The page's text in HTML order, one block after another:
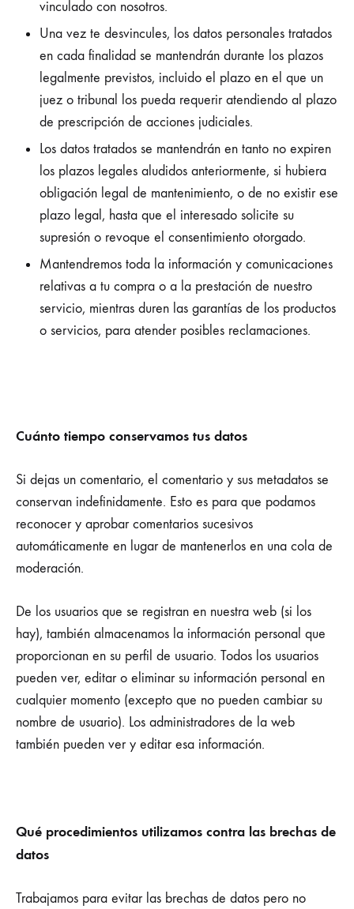
vinculado con nosotros.
Una vez te desvincules, los datos personales tratados
en cada finalidad se mantendrán durante los plazos
legalmente previstos, incluido el plazo en el que un
juez o tribunal los pueda requerir atendiendo al plazo
de prescripción de acciones judiciales.
Los datos tratados se mantendrán en tanto no expiren
los plazos legales aludidos anteriormente, si hubiera
obligación legal de mantenimiento, o de no existir ese
plazo legal, hasta que el interesado solicite su
supresión o revoque el consentimiento otorgado.
Mantendremos toda la información y comunicaciones
relativas a tu compra o a la prestación de nuestro
servicio, mientras duren las garantías de los productos
o servicios, para atender posibles reclamaciones.
Cuánto tiempo conservamos tus datos
Si dejas un comentario, el comentario y sus metadatos se
conservan indefinidamente. Esto es para que podamos
reconocer y aprobar comentarios sucesivos
automáticamente en lugar de mantenerlos en una cola de
moderación.
De los usuarios que se registran en nuestra web (si los
hay), también almacenamos la información personal que
proporcionan en su perfil de usuario. Todos los usuarios
pueden ver, editar o eliminar su información personal en
cualquier momento (excepto que no pueden cambiar su
nombre de usuario). Los administradores de la web
también pueden ver y editar esa información.
Qué procedimientos utilizamos contra las brechas de
datos
Trabajamos para evitar las brechas de datos pero no